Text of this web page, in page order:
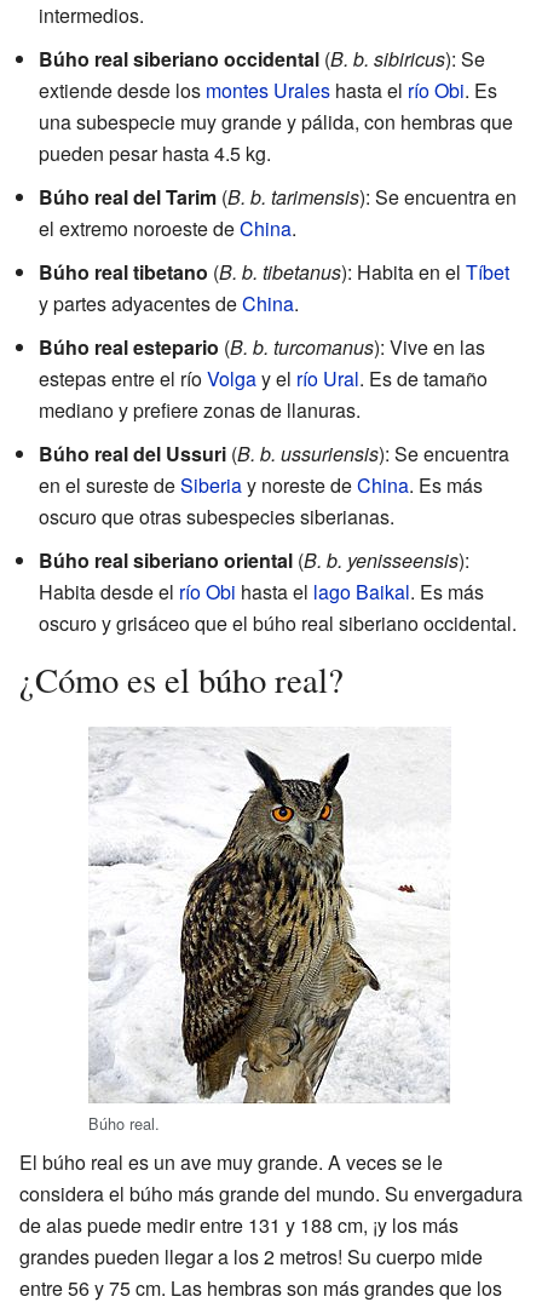
intermedios.
Búho real siberiano occidental (B. b. sibiricus): Se
extiende desde los montes Urales hasta el río Obi. Es
una subespecie muy grande y pálida, con hembras que
pueden pesar hasta 4.5 kg.
Búho real del Tarim (B. b. tarimensis): Se encuentra en
el extremo noroeste deChina.
Búho real tibetano (B. b. tibetanus): Habita en el Tíbet
y partes adyacentes deChina.
Búho real estepario (B. b. turcomanus): Vive en las
estepas entre el ríoVolgay el río Ural. Es de tamaño
mediano y prefiere zonas de llanuras.
Búho real del Ussuri (B. b. ussuriensis): Se encuentra
en el sureste deSiberiay noreste deChina. Es más
oscuro que otras subespecies siberianas.
Búho real siberiano oriental (B. b. yenisseensis):
Habita desde el río Obi hasta el lago Baikal. Es más
oscuro y grisáceo que el búho real siberiano occidental.
¿Cómo es el búho real?
Búho real.
El búho real es un ave muy grande. A veces se le
considera el búho más grande del mundo. Su envergadura
de alas puede medir entre 131 y 188 cm, ¡y los más
grandes pueden llegar a los 2 metros! Su cuerpo mide
entre 56 y 75 cm. Las hembras son más grandes que los